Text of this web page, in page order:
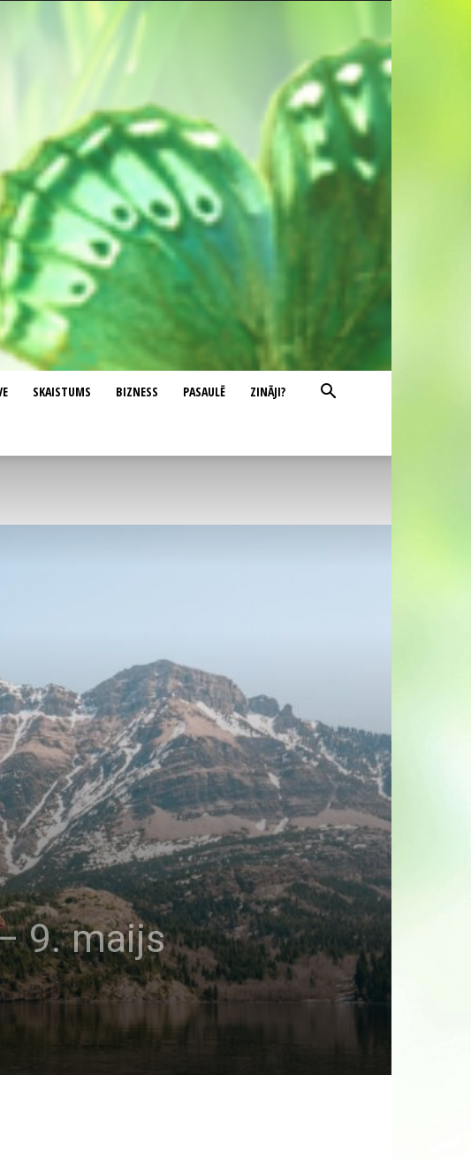
SKAISTUMS BIZNESS PASAULĒ ZINĀJI?
9. maijs